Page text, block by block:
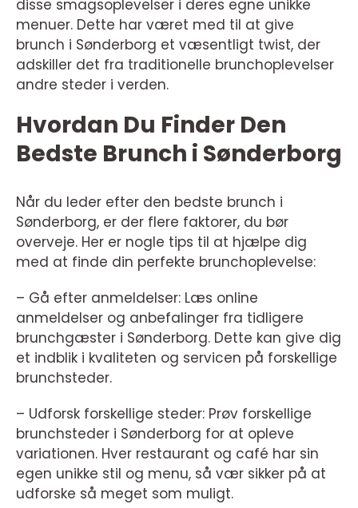
disse smagsoplevelser i deres egne unikke
menuer. Dette har været med til at give
brunch i Sønderborg et væsentligt twist, der
adskiller det fra traditionelle brunchoplevelser
andre steder i verden.
Hvordan Du Finder Den
Bedste Brunch i Sønderborg
Når du leder efter den bedste brunch i
Sønderborg, er der flere faktorer, du bør
overveje. Her er nogle tips til at hjælpe dig
med at finde din perfekte brunchoplevelse:
– Gå efter anmeldelser: Læs online
anmeldelser og anbefalinger fra tidligere
brunchgæster i Sønderborg. Dette kan give dig
et indblik i kvaliteten og servicen på forskellige
brunchsteder.
– Udforsk forskellige steder: Prøv forskellige
brunchsteder i Sønderborg for at opleve
variationen. Hver restaurant og café har sin
egen unikke stil og menu, så vær sikker på at
udforske så meget som muligt.